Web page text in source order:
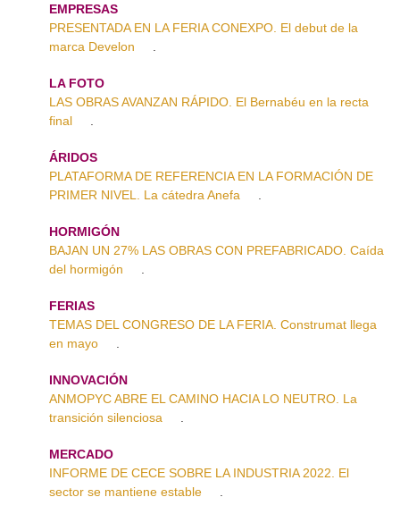
EMPRESAS
PRESENTADA EN LA FERIA CONEXPO. El debut de la
marca Develon
LA FOTO
LAS OBRAS AVANZAN RÁPIDO. El Bernabéu en la recta
final
ÁRIDOS
PLATAFORMA DE REFERENCIA EN LA FORMACIÓN DE
PRIMER NIVEL. La cátedra Anefa
HORMIGÓN
BAJAN UN 27% LAS OBRAS CON PREFABRICADO. Caída
del hormigón
FERIAS
TEMAS DEL CONGRESO DE LA FERIA. Construmat llega
en mayo
INNOVACIÓN
ANMOPYC ABRE EL CAMINO HACIA LO NEUTRO. La
transición silenciosa
MERCADO
INFORME DE CECE SOBRE LA INDUSTRIA 2022. El
sector se mantiene estable